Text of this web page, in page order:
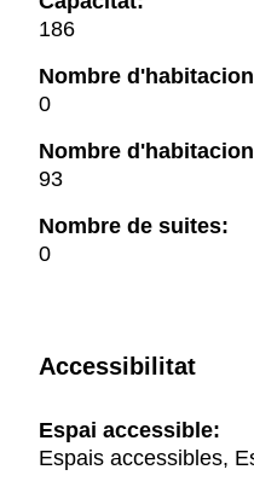
186
Nombre
0
Nombre
93
Nombre de suites:
0
Accessibilitat
Espai accessible:
Espais accessibles,